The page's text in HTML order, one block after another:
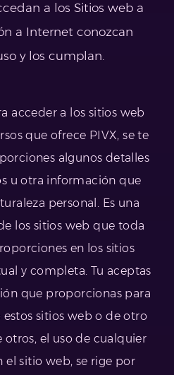
a los Sitios web a
a Internet conozcan
y los cumplan.
acceder a los sitios web
que ofrece PIVX, se te
algunos detalles
u otra información que
personal. Es una
los sitios web que toda
en los sitios
y completa. Tu aceptas
que proporcionas para
sitios web o de otro
el uso de cualquier
sitio web, se rige por